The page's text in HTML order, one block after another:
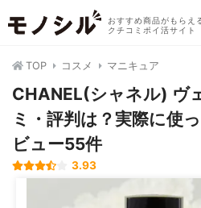
おすすめ商品がもらえ
クチコミポイ活サイト
TOP コスメ マニキュア
CHANEL(シャネル) ヴ
ミ・評判は？実際に使
ビュー55件
3.93